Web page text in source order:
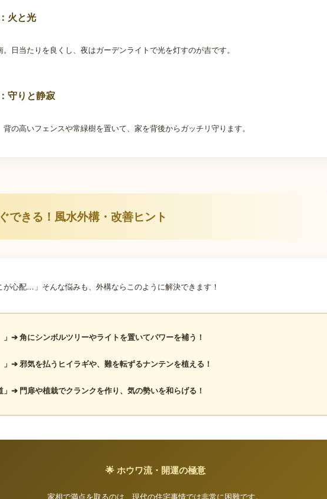
火と光
日当たりを良くし、夜はガーデンライトで光を灯すのが吉です。
守りと静寂
の高いフェンスや常緑樹を置いて、家を背後からガッチリ守ります。
できる！風水外構・改善ヒント
が心配…」そんな悩みも、外構ならこのように解決できます！
➔ 角にシンボルツリーやライトを置いてパワーを補う！
➔ 邪気を払うヒイラギや、難を転ずるナンテンを植える！
➔ 門扉や植栽でクランクを作り、気の勢いを和らげる！
🌟 ホウワ流・開運の極意
家相で満点を取るのは、現代の住宅事情では非常に困難です。